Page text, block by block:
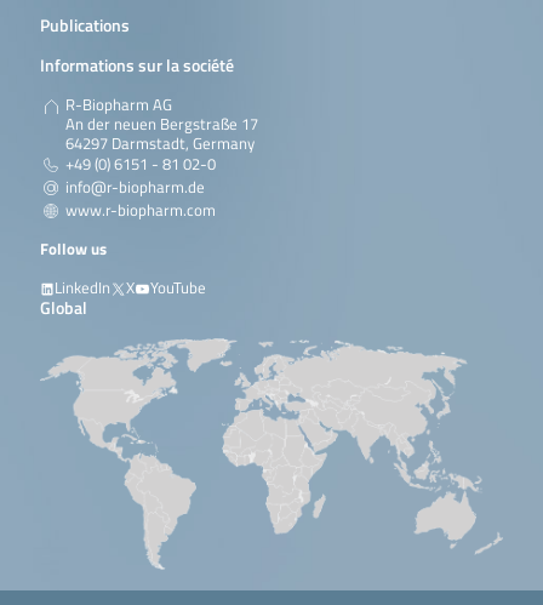
Publications
Informations sur la société
R-Biopharm AG
An der neuen Bergstraße 17
64297 Darmstadt, Germany
+49 (0) 6151 - 81 02-0
info@r-biopharm.de
www.r-biopharm.com
Follow us
LinkedIn
X YouTube
Global